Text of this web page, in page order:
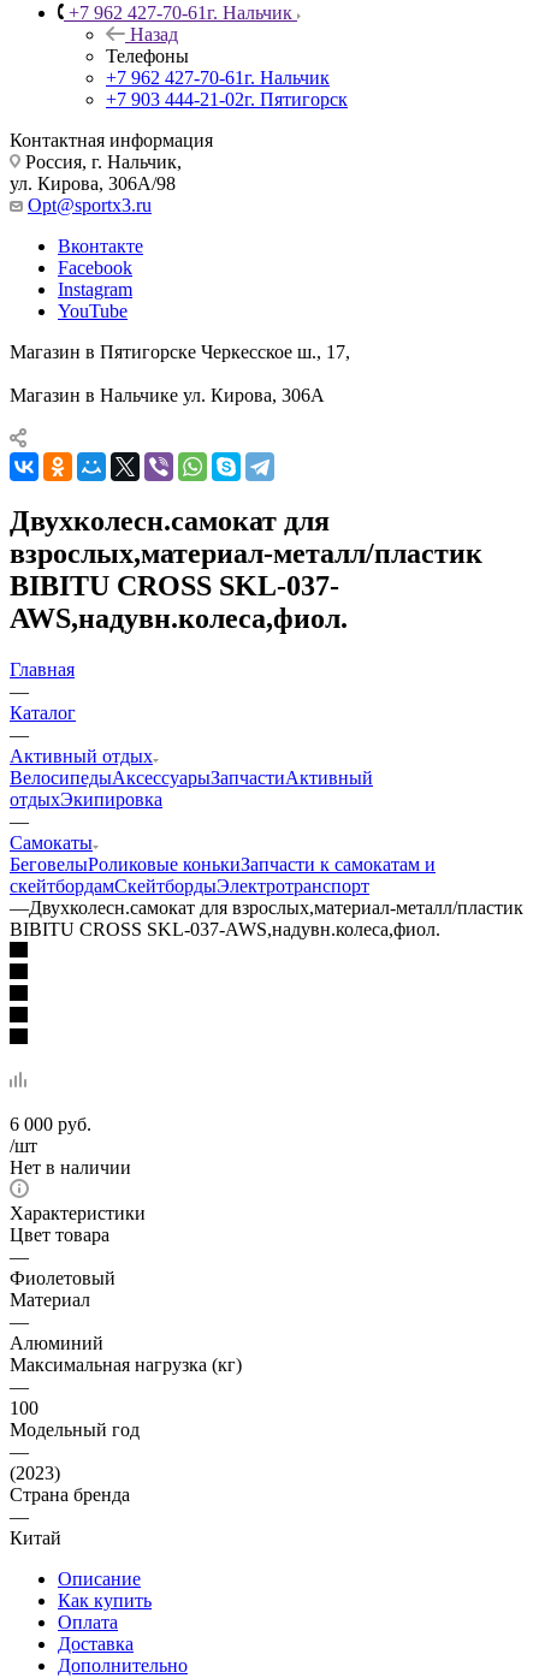
+7 962 427-70-61г. Нальчик
Назад
Телефоны
+7 962 427-70-61г. Нальчик
+7 903 444-21-02г. Пятигорск
Контактная информация
Россия, г. Нальчик,
ул. Кирова, 306А/98
Opt@sportx3.ru
Вконтакте
Facebook
Instagram
YouTube
Магазин в Пятигорске Черкесское ш., 17,
Магазин в Нальчике ул. Кирова, 306А
Двухколесн.самокат для
взрослых,материал-металл/пластик
BIBITU CROSS SKL-037-
AWS,надувн.колеса,фиол.
Главная
—
Каталог
—
Активный отдых
ВелосипедыАксессуарыЗапчастиАктивный
отдыхЭкипировка
—
Самокаты
БеговелыРоликовые конькиЗапчасти к самокатам и
скейтбордамСкейтбордыЭлектротранспорт
—Двухколесн.самокат для взрослых,материал-металл/пластик
BIBITU CROSS SKL-037-AWS,надувн.колеса,фиол.
6 000 руб.
/шт
Нет в наличии
Характеристики
Цвет товара
—
Фиолетовый
Материал
—
Алюминий
Максимальная нагрузка (кг)
—
100
Модельный год
—
(2023)
Страна бренда
—
Китай
Описание
Как купить
Оплата
Доставка
Дополнительно